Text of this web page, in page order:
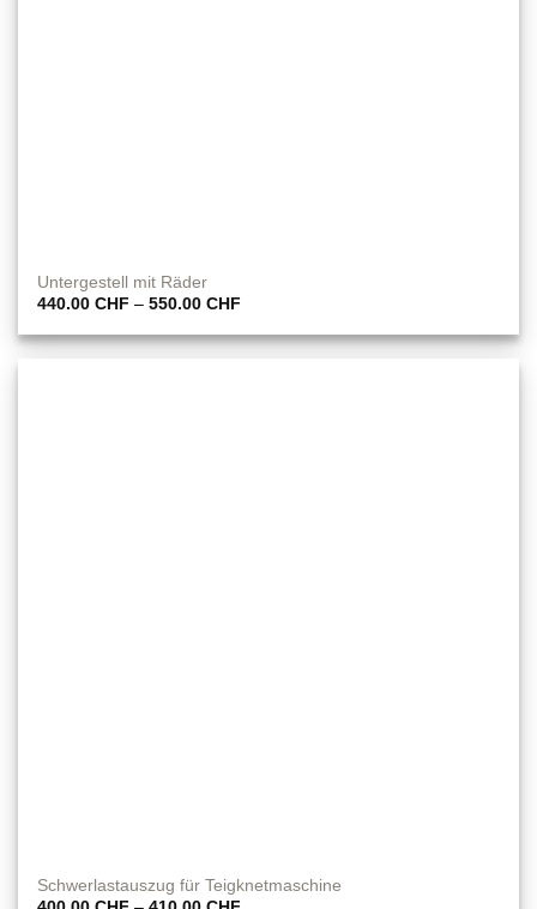
Untergestell mit Räder
440.00CHF –550.00CHF
bis
550.00 CHF
Schwerlastauszug für Teigknetmaschine